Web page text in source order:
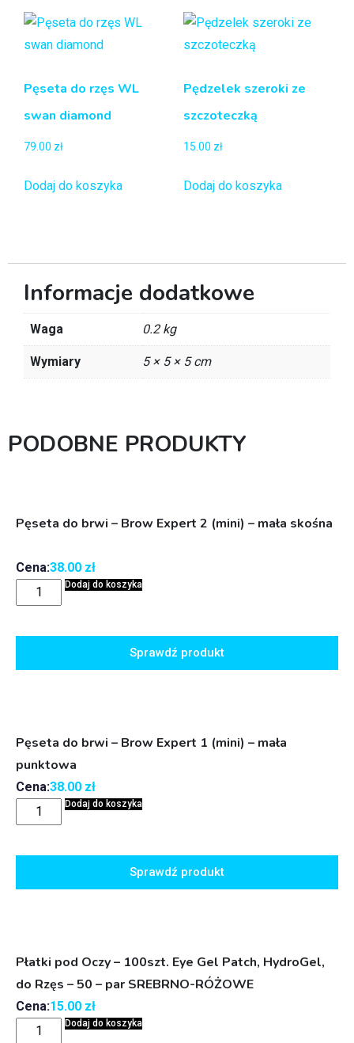
Pęseta do rzęs WL
swan diamond
79.00 zł
Dodaj do koszyka
Pędzelek szeroki ze
szczoteczką
15.00 zł
Dodaj do koszyka
Informacje dodatkowe
Waga 0.2 kg
Wymiary 5 × 5 × 5 cm
PODOBNE PRODUKTY
Pęseta do brwi – Brow Expert 2 (mini) – mała skośna
Cena:38.00 zł
Dodaj do koszyka
Sprawdź produkt
Pęseta do brwi – Brow Expert 1 (mini) – mała
punktowa
Cena:38.00 zł
Dodaj do koszyka
Sprawdź produkt
Płatki pod Oczy – 100szt. Eye Gel Patch, HydroGel,
do Rzęs – 50 – par SREBRNO-RÓŻOWE
Cena:15.00 zł
Dodaj do koszyka